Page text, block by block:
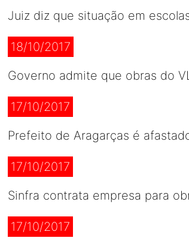
Juiz diz que situação em
18/10/2017
Governo admite que obras do
17/10/2017
Prefeito de Aragarças é
17/10/2017
Sinfra contrata empresa para
17/10/2017